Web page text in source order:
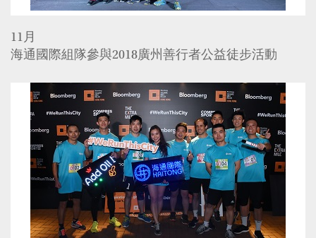
11月
海通國際組隊參與2018廣州善行者公益徒步活動